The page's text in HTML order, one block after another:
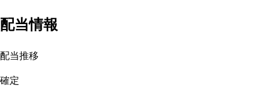
配当情報
配当推移
確定